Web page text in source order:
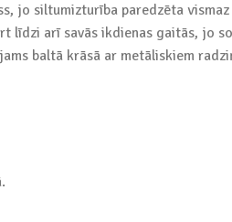
jo siltumizturība paredzēta
līdzi arī savās ikdienas gaitās, jo
baltā krāsā ar metāliskiem